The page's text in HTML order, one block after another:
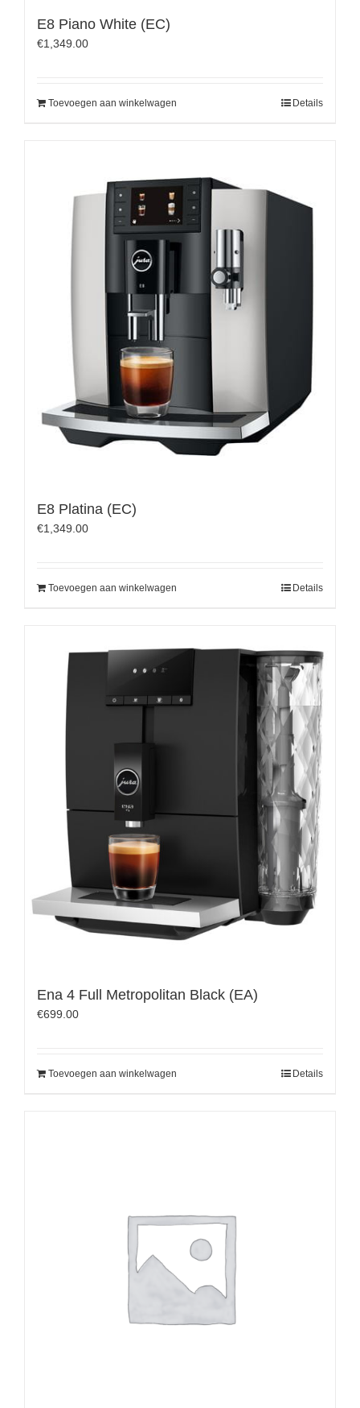
E8 Piano White (EC)
€1,349.00
Toevoegen aan winkelwagen Details
E8 Platina (EC)
€1,349.00
Toevoegen aan winkelwagen Details
Ena 4 Full Metropolitan Black (EA)
€699.00
Toevoegen aan winkelwagen Details